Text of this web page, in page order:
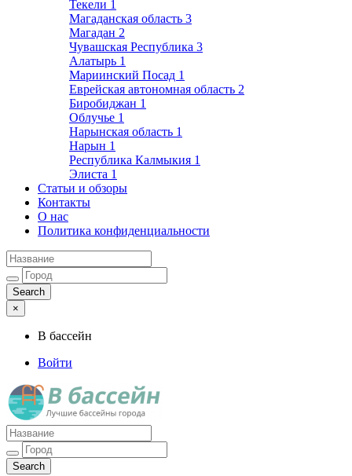
Текели 1
Магаданская область 3
Магадан 2
Чувашская Республика 3
Алатырь 1
Мариинский Посад 1
Еврейская автономная область 2
Биробиджан 1
Облучье 1
Нарынская область 1
Нарын 1
Республика Калмыкия 1
Элиста 1
Статьи и обзоры
Контакты
О нас
Политика конфиденциальности
×
В бассейн
Войти
Лучшие бассейны города